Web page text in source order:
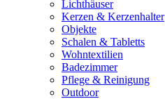
Lichthäuser
Kerzen & Kerzenhalter
Objekte
Schalen & Tabletts
Wohntextilien
Badezimmer
Pflege & Reinigung
Outdoor